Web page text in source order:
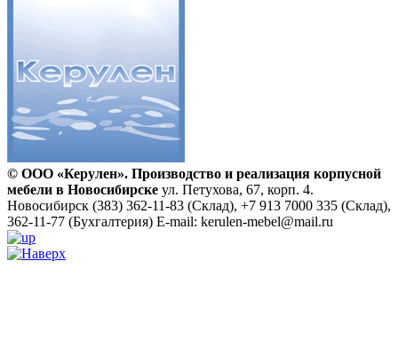
© ООО «Керулен». Производство и реализация корпусной
мебели в Новосибирске ул. Петухова, 67, корп. 4.
Новосибирск (383) 362-11-83 (Склад), +7 913 7000 335 (Склад),
362-11-77 (Бухгалтерия) E-mail: kerulen-mebel@mail.ru